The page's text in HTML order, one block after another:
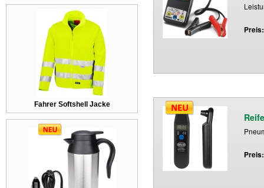
Fahrer Softshell Jacke